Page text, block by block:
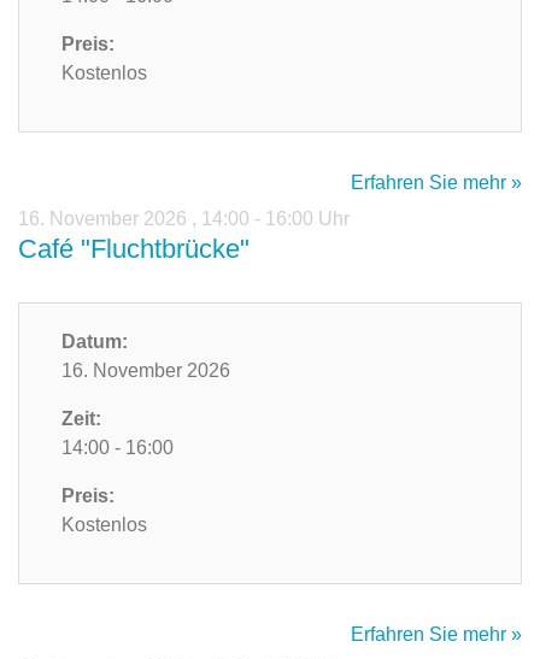
Preis:
Kostenlos
Erfahren Sie mehr »
16. November 2026 , 14:00 - 16:00 Uhr
Café "Fluchtbrücke"
Datum:
16. November 2026
Zeit:
14:00 - 16:00
Preis:
Kostenlos
Erfahren Sie mehr »